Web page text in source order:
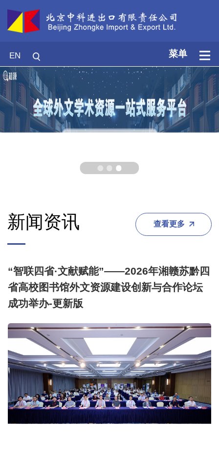
菜单
EN
新闻资讯 查看更多
“智联四省·文献赋能”——2026年湘赣苏黔四
省高校图书馆外文资源建设创新与合作论坛
成功举办-更新版